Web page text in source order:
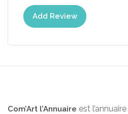
Add Review
Com’Art l’Annuaire est